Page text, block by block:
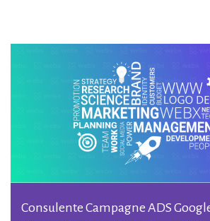
Consulente Campagne ADS